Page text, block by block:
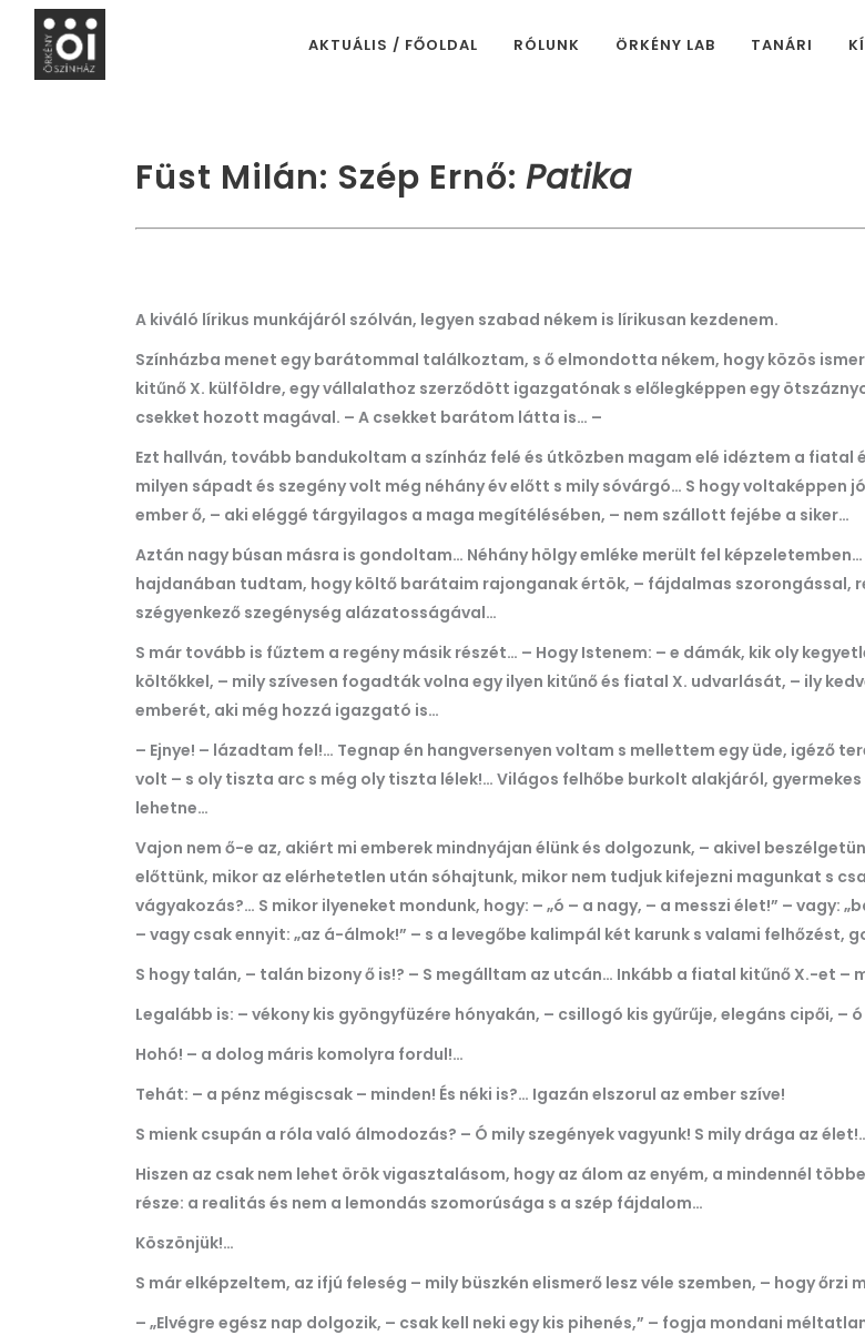
AKTUÁLIS / FŐOLDAL RÓLUNK ÖRKÉNY LAB TANÁRI
Füst Milán: Szép Ernő: Patika
A kiváló lírikus munkájáról szólván, legyen szabad nékem is lírikusan kezdenem.
Színházba menet egy barátommal találkoztam, s ő elmondotta nékem, hogy közös
kitűnő X. külföldre, egy vállalathoz szerződött igazgatónak s előlegképpen egy
csekket hozott magával. – A csekket barátom látta is… –
Ezt hallván, tovább bandukoltam a színház felé és útközben magam elé idéztem a fiatal
milyen sápadt és szegény volt még néhány év előtt s mily sóvárgó… S hogy voltaképpen
ember ő, – aki eléggé tárgyilagos a maga megítélésében, – nem szállott fejébe a siker…
Aztán nagy búsan másra is gondoltam… Néhány hölgy emléke merült fel
hajdanában tudtam, hogy költő barátaim rajonganak értök, – fájdalmas szorongással,
szégyenkező szegénység alázatosságával…
S már tovább is fűztem a regény másik részét… – Hogy Istenem: – e dámák, kik oly
költőkkel, – mily szívesen fogadták volna egy ilyen kitűnő és fiatal X. udvarlását, – ily
emberét, aki még hozzá igazgató is…
– Ejnye! – lázadtam fel!… Tegnap én hangversenyen voltam s mellettem egy üde, igéző
volt – s oly tiszta arc s még oly tiszta lélek!… Világos felhőbe burkolt alakjáról,
lehetne…
Vajon nem ő-e az, akiért mi emberek mindnyájan élünk és dolgozunk, – akivel
előttünk, mikor az elérhetetlen után sóhajtunk, mikor nem tudjuk kifejezni magunkat s
vágyakozás?… S mikor ilyeneket mondunk, hogy: – „ó – a nagy, – a messzi élet!” –
– vagy csak ennyit: „az á-álmok!” – s a levegőbe kalimpál két karunk s valami felhőzést,
S hogy talán, – talán bizony ő is!? – S megálltam az utcán… Inkább a fiatal kitűnő X.-et –
Legalább is: – vékony kis gyöngyfüzére hónyakán, – csillogó kis gyűrűje, elegáns cipői, –
Hohó! – a dolog máris komolyra fordul!…
Tehát: – a pénz mégiscsak – minden! És néki is?… Igazán elszorul az ember szíve!
S mienk csupán a róla való álmodozás? – Ó mily szegények vagyunk! S mily drága az
Hiszen az csak nem lehet örök vigasztalásom, hogy az álom az enyém, a mindennél
része: a realitás és nem a lemondás szomorúsága s a szép fájdalom…
Köszönjük!…
S már elképzeltem, az ifjú feleség – mily büszkén elismerő lesz véle szemben, – hogy
– „Elvégre egész nap dolgozik, – csak kell neki egy kis pihenés,” – fogja mondani